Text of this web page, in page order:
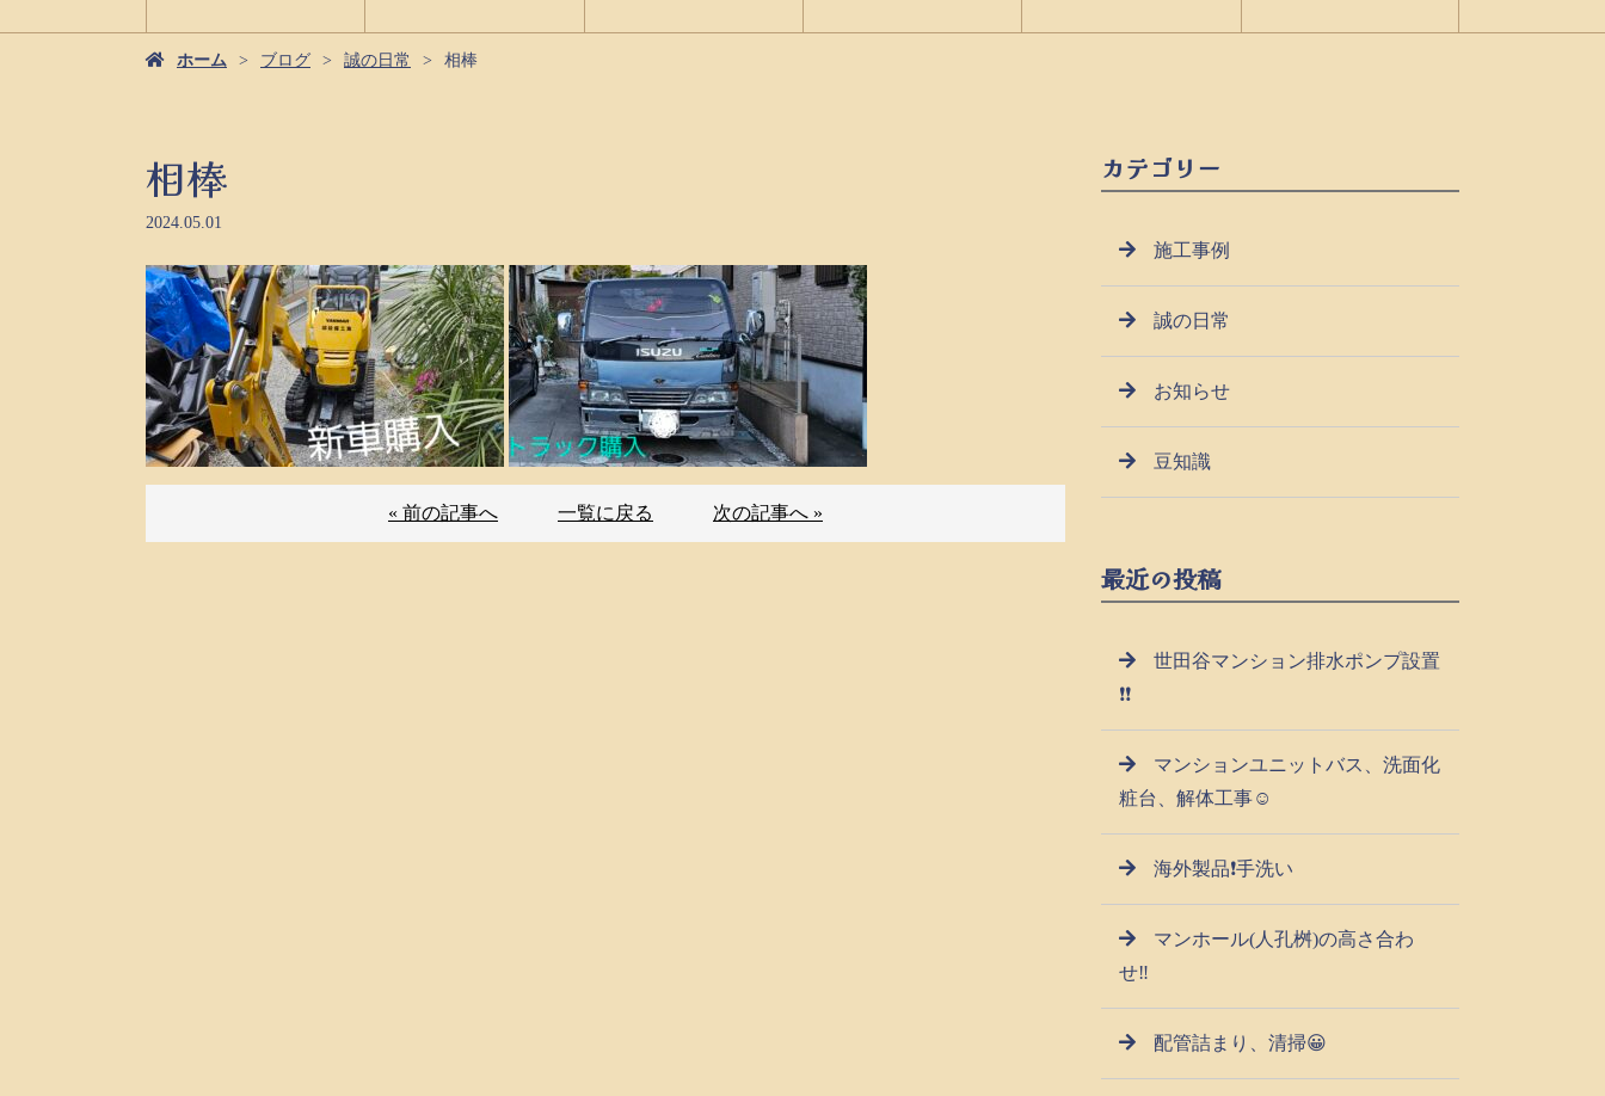
ホーム ブログ 誠の日常 相棒
相棒
2024.05.01
« 前の記事へ 一覧に戻る 次の記事へ »
カテゴリー
施工事例
誠の日常
お知らせ
豆知識
最近の投稿
世田谷マンション排水ポンプ設置
❗❗
マンションユニットバス、洗面化
粧台、解体工事☺
海外製品❗手洗い
マンホール(人孔桝)の高さ合わ
せ‼️
配管詰まり、清掃😀